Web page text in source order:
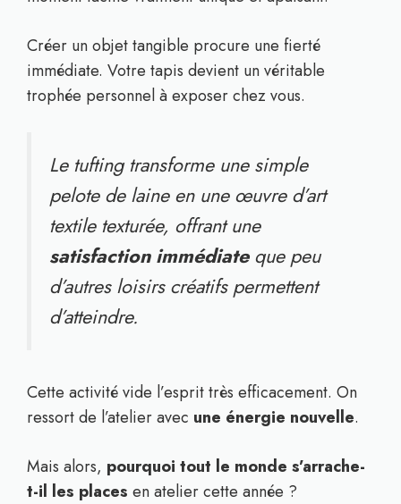
Créer un objet tangible procure une fierté
immédiate. Votre tapis devient un véritable
trophée personnel à exposer chez vous.
Le tufting transforme une simple
pelote de laine en une œuvre d’art
textile texturée, offrant une
satisfaction immédiateque peu
d’autres loisirs créatifs permettent
d’atteindre.
Cette activité vide l’esprit très efficacement. On
ressort de l’atelier avec une énergie nouvelle.
Mais alors, pourquoi tout le monde s’arrache-
t-il les places en atelier cette année ?